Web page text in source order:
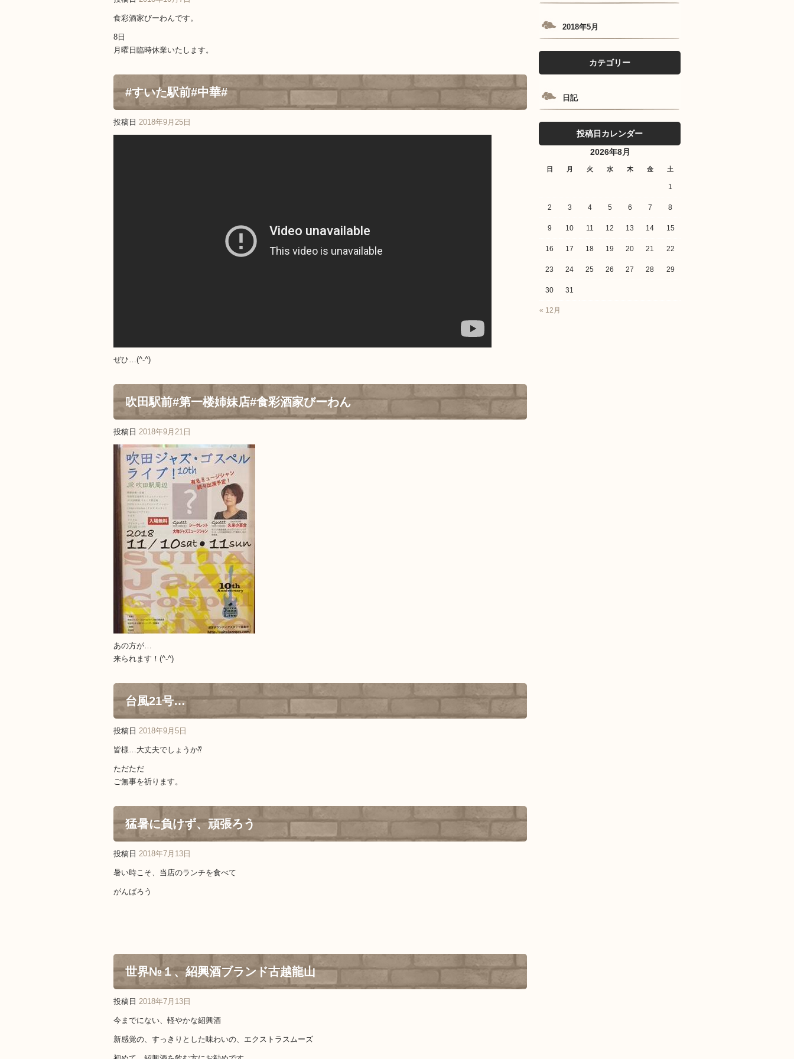
食彩酒家びーわんです。
8日
月曜日臨時休業いたします。
#すいた駅前#中華#
投稿日 2018年9月25日
ぜひ…(^-^)
吹田駅前#第一楼姉妹店#食彩酒家びーわん
投稿日 2018年9月21日
あの方が…
来られます！(^-^)
台風21号…
投稿日 2018年9月5日
皆様…大丈夫でしょうか⁇
ただただ
ご無事を祈ります。
猛暑に負けず、頑張ろう
投稿日 2018年7月13日
暑い時こそ、当店のランチを食べて
がんばろう
世界№１、紹興酒ブランド古越龍山
投稿日 2018年7月13日
今までにない、軽やかな紹興酒
新感覚の、すっきりとした味わいの、エクストラスムーズ
2018年5月
カテゴリー
日記
投稿日カレンダー
2026年8月
日 月 火 水 木 金 土
« 12月
1
2 3 4 5 6 7 8
9 10 11 12 13 14 15
16 17 18 19 20 21 22
23 24 25 26 27 28 29
30 31